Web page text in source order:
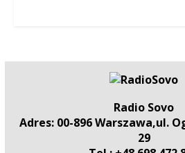
Radio Sovo
Adres: 00-896 Warszawa,ul.
29